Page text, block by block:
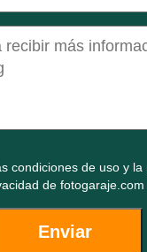
condiciones de uso y la
de fotogaraje.com